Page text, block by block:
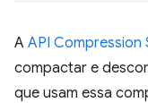
A API Compression
compactar e
que usam essa